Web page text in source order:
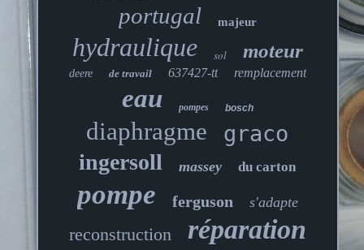
portugal majeur
hydraulique sol moteur
deere de travail 637427-tt remplacement
eau pompes bosch
diaphragme
graco
ingersoll
massey du carton
pompe ferguson s'adapte
reconstruction réparation